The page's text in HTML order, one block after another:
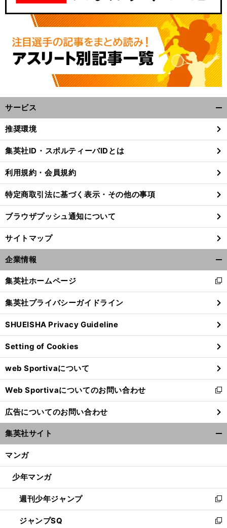
サービス
閉
る
推奨環境
集英社ID・スポルティーバIDとは
利用規約・会員規約
特定商取引法に基づく表示・その他の事項
ブラウザプッシュ通知について
サイトマップ
企業情報
閉
る
集英社ホームページ
新
し
い
ウ
ィ
ン
ド
ウ
で
開
く
集英社プライバシーガイドライン
SHUEISHA Privacy Guideline
Setting of Cookies
web Sportivaについて
Web Sportivaについてのお問い合わせ
新
し
い
ウ
ィ
ン
ウ
開
く
広告についてのお問い合わせ
集英社サイト
マンガ
少年マンガ
週刊少年ジャンプ
新
し
い
ジャンプSQ
新